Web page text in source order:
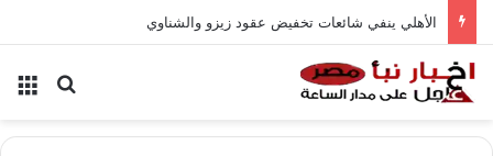
الأهلي ينفي شائعات تخفيض عقود زيزو والشناوي
بحث